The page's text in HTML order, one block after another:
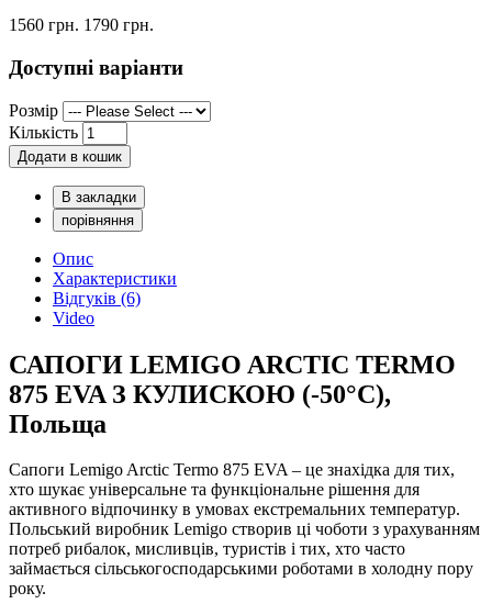
1560 грн. 1790 грн.
Доступні варіанти
Розмір
Кількість
Додати в кошик
В закладки
порівняння
Опис
Характеристики
Відгуків (6)
Video
САПОГИ LEMIGO ARCTIC TERMO
875 EVA З КУЛИСКОЮ (-50°С),
Польща
Сапоги Lemigo Arctic Termo 875 EVA – це знахідка для тих,
хто шукає універсальне та функціональне рішення для
активного відпочинку в умовах екстремальних температур.
Польський виробник Lemigo створив ці чоботи з урахуванням
потреб рибалок, мисливців, туристів і тих, хто часто
займається сільськогосподарськими роботами в холодну пору
року.